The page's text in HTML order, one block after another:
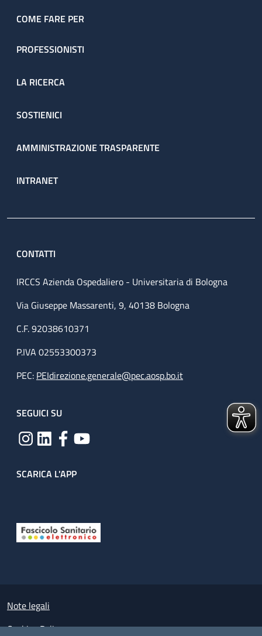
COME FARE PER
PROFESSIONISTI
LA RICERCA
SOSTIENICI
AMMINISTRAZIONE TRASPARENTE
INTRANET
CONTATTI
IRCCS Azienda Ospedaliero - Universitaria di Bologna
Via Giuseppe Massarenti, 9, 40138 Bologna
C.F. 92038610371
P.IVA 02553300373
PEC: PEIdirezione.generale@pec.aosp.bo.it
SEGUICI SU
SCARICA L'APP
Small prints
Note legali
Cookies Policy